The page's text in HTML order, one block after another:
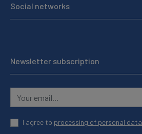
Social networks
Newsletter subscription
I agree to processing of personal data